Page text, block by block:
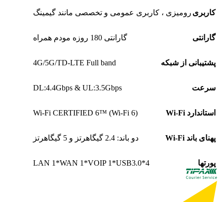
کاربری رومیزی ، کاربری عمومی و تخصصی مانند گیمینگ
گارانتی گارانتی 180 روزه مودم همراه
پشتیبانی از شبکه 4G/5G/TD-LTE Full band
سرعت DL:4.4Gbps & UL:3.5Gbps
استاندارد Wi-Fi Wi-Fi CERTIFIED 6™ (Wi-Fi 6)
پهنای باند Wi-Fi دو باند: 2.4 گیگاهرتز و 5 گیگاهرتز
پورتها 4*LAN 1*WAN 1*VOIP 1*USB3.0